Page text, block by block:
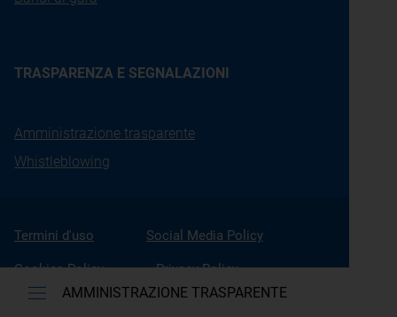
AMMINISTRAZIONE TRASPARENTE
TRASPARENZA E SEGNALAZIONI
Amministrazione trasparente
Whistleblowing
Termini d'uso Social Media Policy
Cookies Policy Privacy Policy
Accessibilità Gestione Cookies